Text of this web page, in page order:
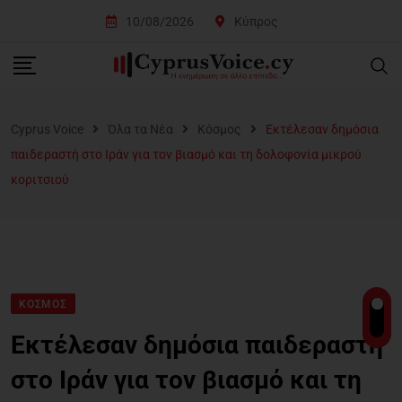
10/08/2026 Κύπρος
Cyprus Voice Όλα τα Νέα Κόσμος
Εκτέλεσαν δημόσια
παιδεραστή στο Ιράν για τον βιασμό και τη δολοφονία μικρού
κοριτσιού
ΚΌΣΜΟΣ
Εκτέλεσαν δημόσια παιδεραστή
στο Ιράν για τον βιασμό και τη